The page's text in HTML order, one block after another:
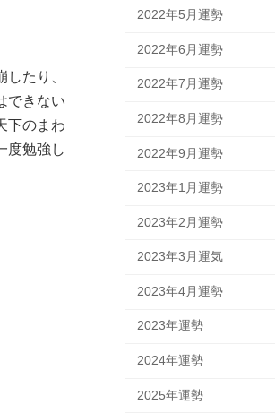
たり、
できない
下のまわ
度勉強し
2022年5月運勢
2022年6月運勢
2022年7月運勢
2022年8月運勢
2022年9月運勢
2023年1月運勢
2023年2月運勢
2023年3月運気
2023年4月運勢
2023年運勢
2024年運勢
2025年運勢